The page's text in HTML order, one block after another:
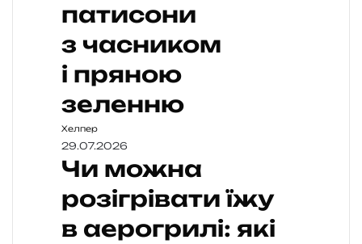
патисони
з часником
і пряною
зеленню
Хелпер
29.07.2026
Чи можна
розігрівати їжу
в аерогрилі: які